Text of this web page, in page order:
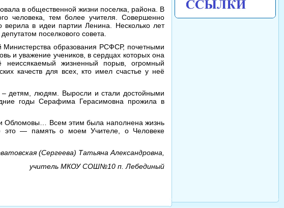
в общественной жизни поселка, района. В
человека, тем более учителя. Совершенно
верила в идеи партии Ленина. Несколько лет
поселкового совета.
Министерства образования РСФСР, почетными
и уважение учеников, в сердцах которых она
неиссякаемый жизненный порыв, огромный
качеств для всех, кто имел счастье у неё
детям, людям. Выросли и стали достойными
годы Серафима Герасимовна прожила в
Всем этим была наполнена жизнь
это — память о моем Учителе, о Человеке
(Сергеева) Татьяна Александровна,
учитель МКОУ СОШ№10 п. Лебединый